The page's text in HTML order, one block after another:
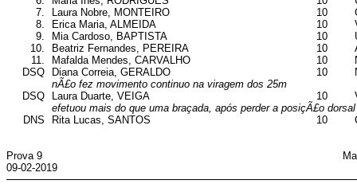
7.
Laura Nobre, MONTEIRO 10
8.
Erica Maria, ALMEIDA 10
9.
Mia Cardoso, BAPTISTA 10
10.
Beatriz Fernandes, PEREIRA 10
11.
Mafalda Mendes, CARVALHO 10
DSQ
Diana Correia, GERALDO 10
nÃ£o fez movimento continuo na viragem dos 25m
DSQ
Laura Duarte, VEIGA 10
efetuou mais do que uma braçada, após perder a posiçÃ£o
DNS
Rita Lucas, SANTOS 10
Prova 9
09-02-2019